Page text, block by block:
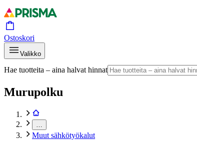
Ostoskori
Valikko
Hae tuotteita – aina halvat hinnat
Murupolku
Muut sähkötyökalut